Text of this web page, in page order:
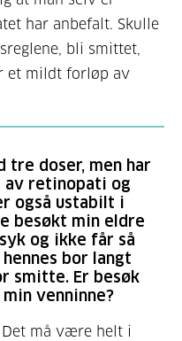
har anbefalt. Skulle
bli smittet,
et mildt forløp av
tre doser, men har
av retinopati og
også ustabilt i
besøkt min eldre
og ikke får så
bor langt
smitte. Er besøk
venninne?
Det må være helt i